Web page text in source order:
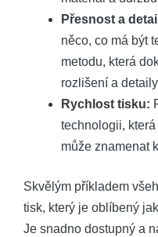
Přesnost a
něco, co má být
metodu, která
rozlišení a
Rychlost tisku:
technologii,
může znamenat
Skvělým příkladem
tisk, který je oblíbený
Je snadno dostupný a